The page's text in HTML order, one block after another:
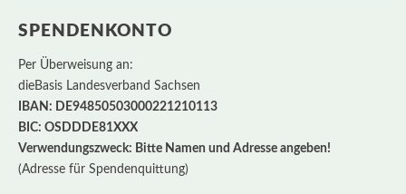
SPENDENKONTO
Per Überweisung an:
dieBasis Landesverband Sachsen
IBAN: DE94850503000221210113
BIC: OSDDDE81XXX
Verwendungszweck: Bitte Namen und Adresse angeben!
(Adresse für Spendenquittung)